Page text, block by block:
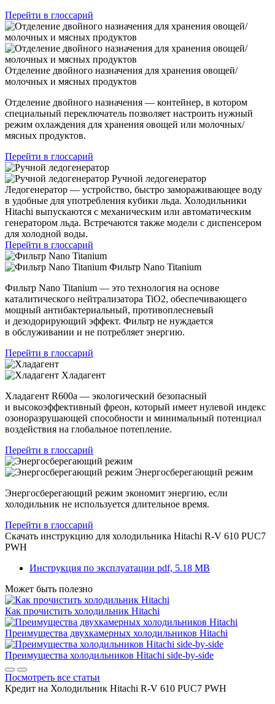
Перейти в глоссарий
Отделение двойного назначения для хранения овощей/
молочных и мясных продуктов
Отделение двойного назначения — контейнер, в котором
специальный переключатель позволяет настроить нужный
режим охлаждения для хранения овощей или молочных/
мясных продуктов.
Перейти в глоссарий
Ручной ледогенератор
Ледогенератор — устройство, быстро замораживающее воду
в удобные для употребления кубики льда. Холодильники
Hitachi выпускаются с механическим или автоматическим
генератором льда. Встречаются также модели с диспенсером
для холодной воды.
Перейти в глоссарий
Фильтр Nano Titanium
Фильтр Nano Titanium — это технология на основе
каталитического нейтрализатора TiO2, обеспечивающего
мощный антибактериальный, противоплесневый
и дезодорирующий эффект. Фильтр не нуждается
в обслуживании и не потребляет энергию.
Перейти в глоссарий
Хладагент
Хладагент R600a — экологический безопасный
и высокоэффективный фреон, который имеет нулевой индекс
озоноразрушающей способности и минимальный потенциал
воздействия на глобальное потепление.
Перейти в глоссарий
Энергосберегающий режим
Энергосберегающий режим экономит энергию, если
холодильник не используется длительное время.
Перейти в глоссарий
Скачать инструкцию для холодильника Hitachi R-V 610 PUC7
PWH
Инструкция по эксплуатации pdf, 5.18 MB
Может быть полезно
Как прочистить холодильник Hitachi
Преимущества двухкамерных холодильников Hitachi
Преимущества холодильников Hitachi side-by-side
Посмотреть все статьи
Кредит на Холодильник Hitachi R-V 610 PUC7 PWH